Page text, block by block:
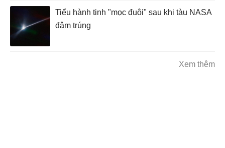
Tiểu hành tinh "mọc đuôi" sau khi tàu NASA
đâm trúng
Xem thêm